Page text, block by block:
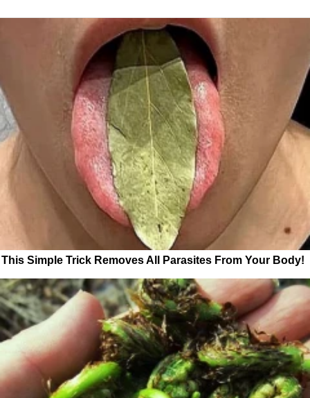
This Simple Trick Removes All Parasites From Your Body!